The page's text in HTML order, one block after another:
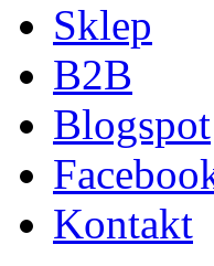
Sklep
B2B
Blogspot
Kontakt